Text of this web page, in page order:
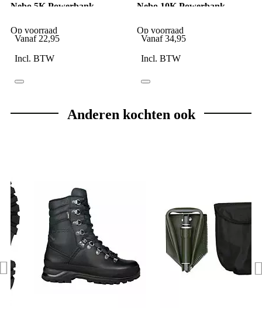
Nebo 5K Powerbank
Op voorraad
Vanaf 22,95
Incl. BTW
Nebo 10K Powerbank
Op voorraad
Vanaf 34,95
Incl. BTW
Anderen kochten ook